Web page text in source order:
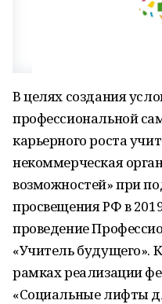
В целях создания
профессиональной
карьерного роста
некоммерческая
возможностей» при
просвещения РФ в
проведение
«Учитель будущего».
рамках реализации
«Социальные лифты